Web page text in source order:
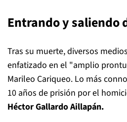
Entrando y saliendo
Tras su muerte, diversos
enfatizado en el "amplio
Marileo Cariqueo. Lo más
10 años de prisión por el
Héctor Gallardo Aillapán.